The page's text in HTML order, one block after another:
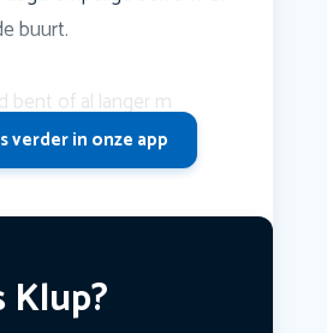
buurt.
bent of al langer m
verder in onze app
Klup?